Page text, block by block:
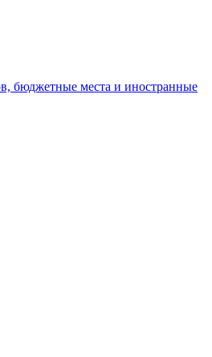
бюджетные места и иностранные